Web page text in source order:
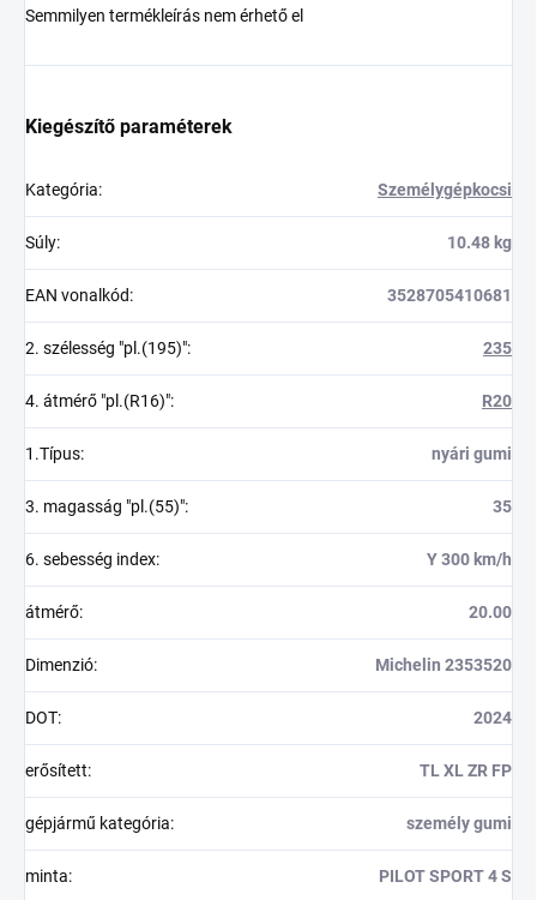
Semmilyen termékleírás nem érhető el
Kiegészítő paraméterek
Kategória: Személygépkocsi
Súly: 10.48 kg
EAN vonalkód: 3528705410681
2. szélesség "pl.(195)": 235
4. átmérő "pl.(R16)": R20
1.Típus: nyári gumi
3. magasság "pl.(55)": 35
6. sebesség index: Y 300 km/h
átmérő: 20.00
Dimenzió: Michelin 2353520
DOT: 2024
erősített: TL XL ZR FP
gépjármű kategória: személy gumi
minta: PILOT SPORT 4 S